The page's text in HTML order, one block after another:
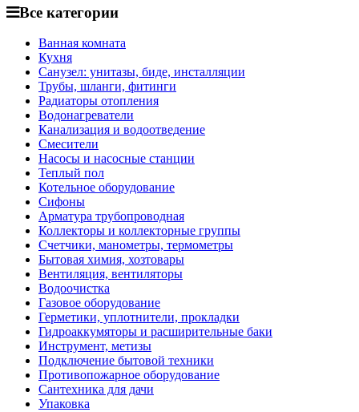
Все категории
Ванная комната
Кухня
Санузел: унитазы, биде, инсталляции
Трубы, шланги, фитинги
Радиаторы отопления
Водонагреватели
Канализация и водоотведение
Смесители
Насосы и насосные станции
Теплый пол
Котельное оборудование
Сифоны
Арматура трубопроводная
Коллекторы и коллекторные группы
Счетчики, манометры, термометры
Бытовая химия, хозтовары
Вентиляция, вентиляторы
Водоочистка
Газовое оборудование
Герметики, уплотнители, прокладки
Гидроаккумяторы и расширительные баки
Инструмент, метизы
Подключение бытовой техники
Противопожарное оборудование
Сантехника для дачи
Упаковка